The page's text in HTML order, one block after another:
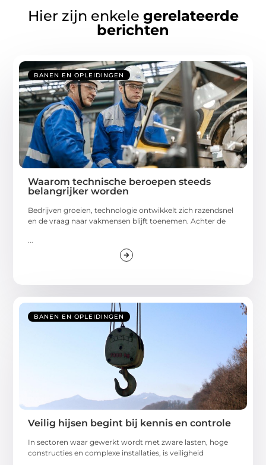
Hier zijn enkele gerelateerde
berichten
BANEN EN OPLEIDINGEN
Waarom technische beroepen steeds
belangrijker worden
Bedrijven groeien, technologie ontwikkelt zich razendsnel
en de vraag naar vakmensen blijft toenemen. Achter de
...
BANEN EN OPLEIDINGEN
Veilig hijsen begint bij kennis en controle
In sectoren waar gewerkt wordt met zware lasten, hoge
constructies en complexe installaties, is veiligheid